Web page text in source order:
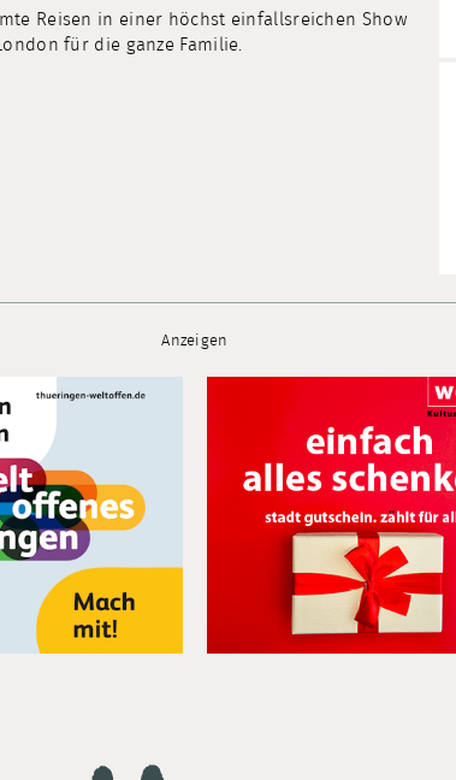
Reisen in einer höchst einfallsreichen Show
für die ganze Familie.
Anzeigen